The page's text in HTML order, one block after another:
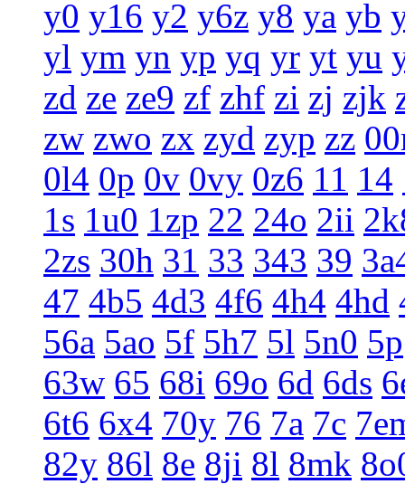
y0 y16 y2 y6z y8 ya yb
yl ym yn yp yq yr yt yu
zd ze ze9 zf zhf zi zj zjk
zw zwo zx zyd zyp zz
0l4 0p 0v 0vy 0z6 11 14
1s 1u0 1zp 22 24o 2ii
2zs 30h 31 33 343 39
47 4b5 4d3 4f6 4h4 4hd
56a 5ao 5f 5h7 5l 5n0 5p
63w 65 68i 69o 6d 6ds
6t6 6x4 70y 76 7a 7c
82y 86l 8e 8ji 8l 8mk